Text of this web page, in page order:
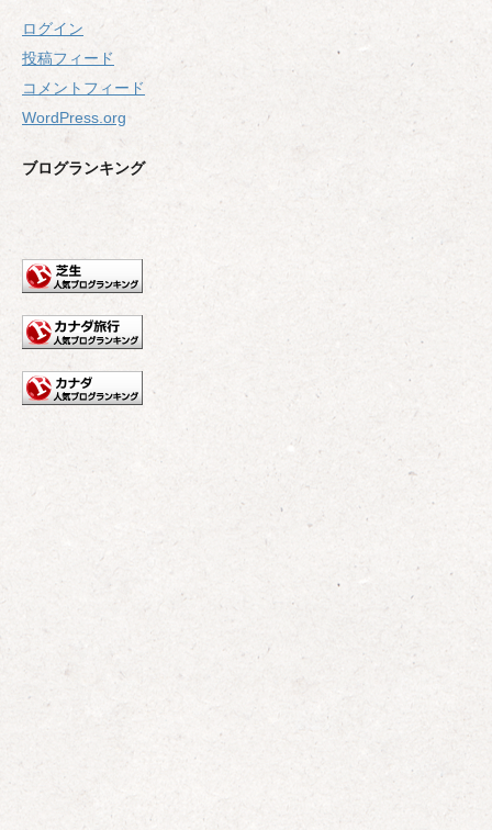
ログイン
投稿フィード
コメントフィード
WordPress.org
ブログランキング